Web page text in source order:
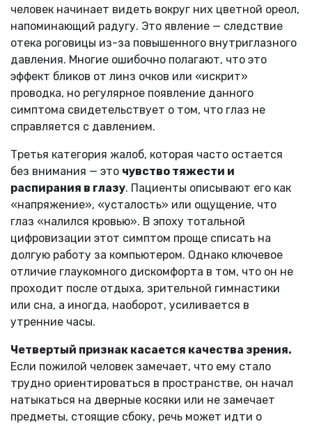
человек начинает видеть вокруг них цветной ореол,
напоминающий радугу. Это явление — следствие
отека роговицы из-за повышенного внутриглазного
давления. Многие ошибочно полагают, что это
эффект бликов от линз очков или «искрит»
проводка, но регулярное появление данного
симптома свидетельствует о том, что глаз не
справляется с давлением.
Третья категория жалоб, которая часто остается
без внимания — это чувство тяжести и
распирания в глазу. Пациенты описывают его как
«напряжение», «усталость» или ощущение, что
глаз «налился кровью». В эпоху тотальной
цифровизации этот симптом проще списать на
долгую работу за компьютером. Однако ключевое
отличие глаукомного дискомфорта в том, что он не
проходит после отдыха, зрительной гимнастики
или сна, а иногда, наоборот, усиливается в
утренние часы.
Четвертый признак касается качества зрения.
Если пожилой человек замечает, что ему стало
трудно ориентироваться в пространстве, он начал
натыкаться на дверные косяки или не замечает
предметы, стоящие сбоку, речь может идти о